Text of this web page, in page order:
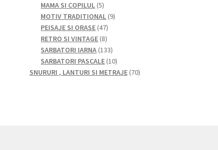
MAMA SI COPILUL 55
produse
MOTIV TRADITIONAL 99
PEISAJE SI ORASE 4747
de
produse
RETRO SI VINTAGE 88
produse
SARBATORI IARNA 133133
de
produse
SARBATORI PASCALE 1010
produse
SNURURI , LANTURI SI METRAJE 7070